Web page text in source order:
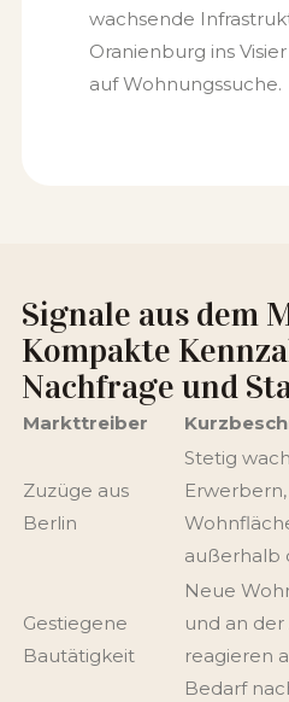
wachsende
Oranienburg ins
auf Wohnungssuche.
Signale aus dem
Kompakte
Nachfrage und
Markttreiber
Zuzüge aus
Berlin
Stetig
außerhalb
Gestiegene
Bautätigkeit
Neue
und an
reagieren
Bedarf